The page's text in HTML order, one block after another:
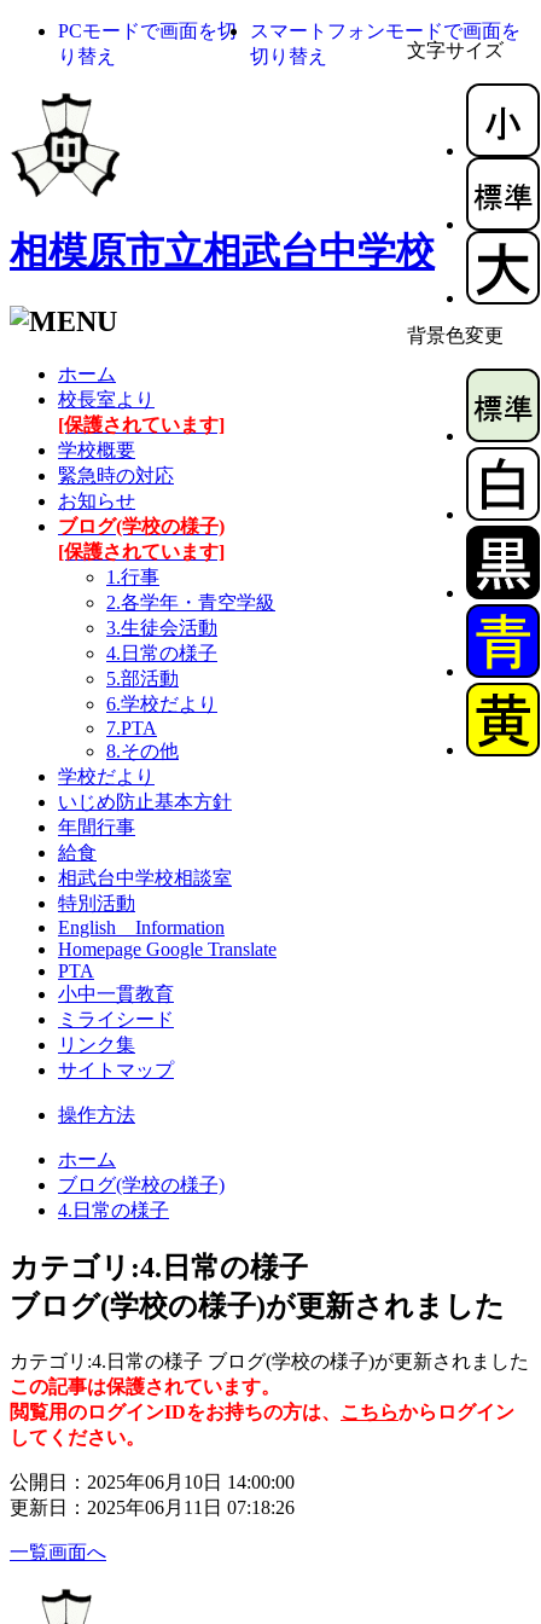
文字サイズ
背景色変更
PCモードで画面を切
り替え
スマートフォンモードで画面を
切り替え
相模原市立相武台中学校
ホーム
校長室より
[保護されています]
学校概要
緊急時の対応
お知らせ
ブログ(学校の様子)
[保護されています]
1.行事
2.各学年・青空学級
3.生徒会活動
4.日常の様子
5.部活動
6.学校だより
7.PTA
8.その他
学校だより
いじめ防止基本方針
年間行事
給食
相武台中学校相談室
特別活動
English Information
Homepage Google Translate
PTA
小中一貫教育
ミライシード
リンク集
サイトマップ
操作方法
ホーム
ブログ(学校の様子)
4.日常の様子
カテゴリ:4.日常の様子
ブログ(学校の様子)が更新されました
カテゴリ:4.日常の様子 ブログ(学校の様子)が更新されました
この記事は保護されています。
閲覧用のログインIDをお持ちの方は、 こちらからログイン
してください。
公開日：2025年06月10日 14:00:00
更新日：2025年06月11日 07:18:26
一覧画面へ